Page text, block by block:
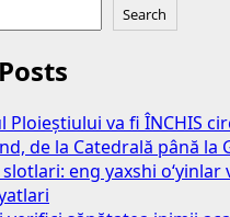
Search
Ploieștiului va fi ÎNCHIS
de la Catedrală până la
eng yaxshi o‘yinlar